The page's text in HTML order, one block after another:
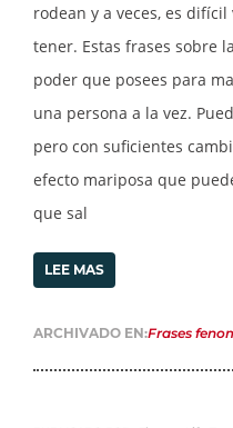
rodean y a veces, es
tener. Estas frases sobre
poder que posees para
una persona a la vez.
pero con suficientes
efecto mariposa que
que sal
LEE MAS
ARCHIVADO EN:Frases